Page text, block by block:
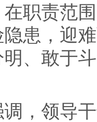
职责范
患，迎
、敢于
领导干